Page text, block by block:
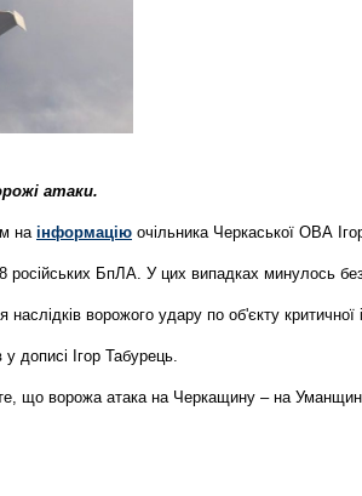
атаки.
на інформацію очільника Черкаської ОВА
БпЛА. У цих випадках минулось без
наслідків ворожого удару по об'єкту критичної
дописі Ігор Табурець.
що ворожа атака на Черкащину – на